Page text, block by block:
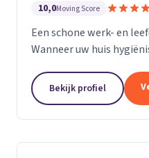
10,0Moving Score
Een schone werk- en
Wanneer uw huis
een goede indruk op
Bekijk profiel